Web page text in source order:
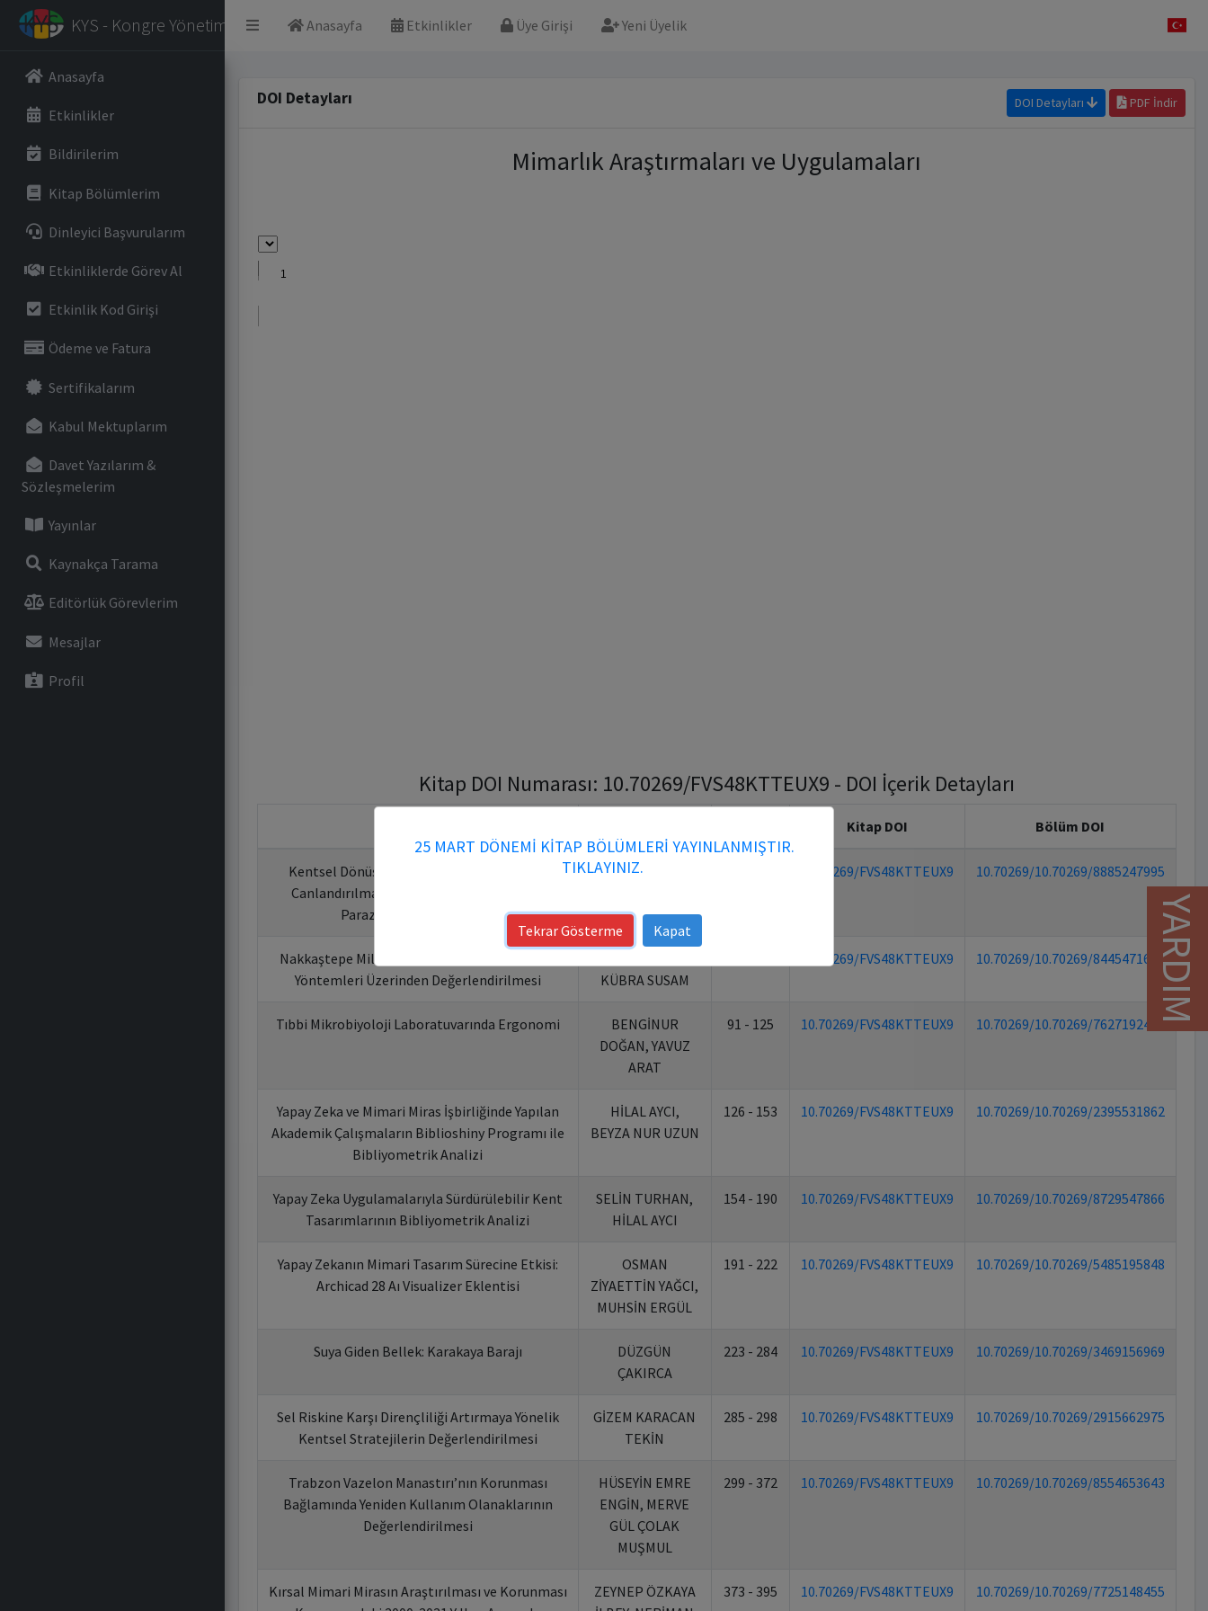
Anasayfa Etkinlikler Üye Girişi Yeni Üyelik
KYS - Kongre Yönetim Sistemi
Anasayfa
Etkinlikler
Bildirilerim
Kitap Bölümlerim
Dinleyici Başvurularım
Etkinliklerde Görev Al
Etkinlik Kod Girişi
Ödeme ve Fatura
Sertifikalarım
Kabul Mektuplarım
Davet Yazılarım &
Sözleşmelerim
Yayınlar
Kaynakça Tarama
Editörlük Görevlerim
Mesajlar
Profil
DOI Detayları DOI Detayları PDF İndir
Mimarlık Araştırmaları ve Uygulamaları
Kitap DOI Numarası: 10.70269/FVS48KTTEUX9 - DOI İçerik Detayları
Kitap DOI Bölüm DOI
Kentsel Dönüşümde Tarihi Yapının Yeniden
Canlandırılması: Royal Ontario Müzesi’ne
Parazit Mimari Dokunuşu
KÜBRA SUSAM,
ÖZTÜRK
10.70269/FVS48KTTEUX9 10.70269/10.70269/8885247995
Nakkaştepe Millet Bahçesi’nin Mekânsal Algı
Yöntemleri Üzerinden Değerlendirilmesi
KÜBRA SUSAM
10.70269/FVS48KTTEUX9 10.70269/10.70269/8445471626
Tıbbi Mikrobiyoloji Laboratuvarında Ergonomi
BENGİNUR
DOĞAN, YAVUZ
ARAT
91 - 125 10.70269/FVS48KTTEUX9 10.70269/10.70269/7627192429
Yapay Zeka ve Mimari Miras İşbirliğinde Yapılan
Akademik Çalışmaların Biblioshiny Programı ile
Bibliyometrik Analizi
HİLAL AYCI,
BEYZA NUR UZUN
126 - 153 10.70269/FVS48KTTEUX9 10.70269/10.70269/2395531862
Yapay Zeka Uygulamalarıyla Sürdürülebilir Kent
Tasarımlarının Bibliyometrik Analizi
SELİN TURHAN,
HİLAL AYCI
154 - 190 10.70269/FVS48KTTEUX9 10.70269/10.70269/8729547866
Yapay Zekanın Mimari Tasarım Sürecine Etkisi:
Archicad 28 Aı Visualizer Eklentisi
OSMAN
ZİYAETTİN YAĞCI,
MUHSİN ERGÜL
191 - 222 10.70269/FVS48KTTEUX9 10.70269/10.70269/5485195848
Suya Giden Bellek: Karakaya Barajı
DÜZGÜN
ÇAKIRCA
223 - 284 10.70269/FVS48KTTEUX9 10.70269/10.70269/3469156969
Sel Riskine Karşı Dirençliliği Artırmaya Yönelik
Kentsel Stratejilerin Değerlendirilmesi
GİZEM KARACAN
TEKİN
285 - 298 10.70269/FVS48KTTEUX9 10.70269/10.70269/2915662975
Trabzon Vazelon Manastırı’nın Korunması
Bağlamında Yeniden Kullanım Olanaklarının
Değerlendirilmesi
HÜSEYİN EMRE
ENGİN, MERVE
GÜL ÇOLAK
MUŞMUL
299 - 372 10.70269/FVS48KTTEUX9 10.70269/10.70269/8554653643
Kırsal Mimari Mirasın Araştırılması ve Korunması
ZEYNEP ÖZKAYA
373 - 395 10.70269/FVS48KTTEUX9 10.70269/10.70269/7725148455
YARDIM
25 MART DÖNEMİ KİTAP BÖLÜMLERİ YAYINLANMIŞTIR.
TIKLAYINIZ.
Tekrar Gösterme Kapat